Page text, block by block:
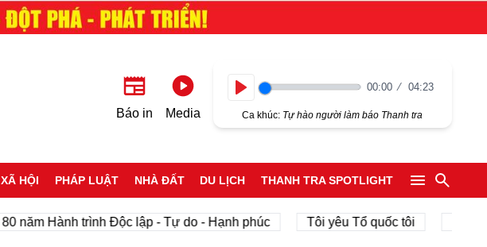
Báo in Media
00:00 04:23
Ca khúc: Tự hào người làm báo Thanh tra
XÃ HỘI PHÁP LUẬT NHÀ ĐẤT DU LỊCH THANH TRA SPOTLIGHT
80 năm Hành trình Độc lập - Tự do - Hạnh phúc Tôi yêu Tổ quốc tôi